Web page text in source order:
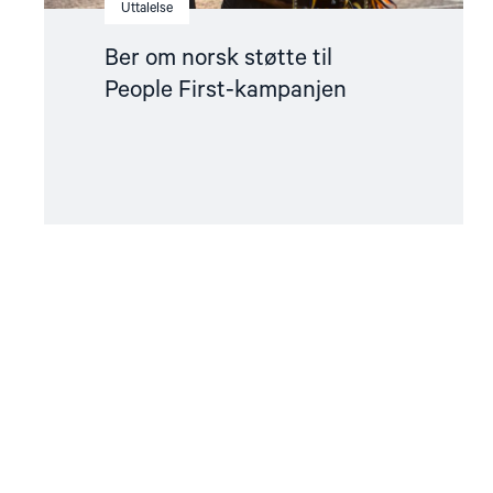
Uttalelse
Ber om norsk støtte til
People First-kampanjen